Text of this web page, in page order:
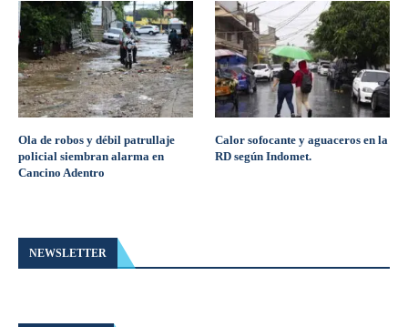
Ola de robos y débil patrullaje
policial siembran alarma en
Cancino Adentro
Calor sofocante y aguaceros en la
RD según Indomet.
NEWSLETTER